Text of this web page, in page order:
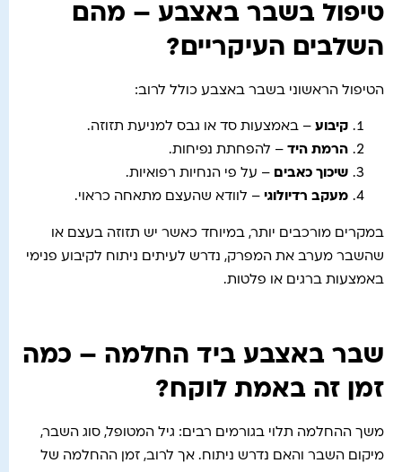
טיפול בשבר באצבע – מהם
השלבים העיקריים?
הטיפול הראשוני בשבר באצבע כולל לרוב:
קיבוע – באמצעות סד או גבס למניעת תזוזה.
הרמת היד – להפחתת נפיחות.
שיכוך כאבים – על פי הנחיות רפואיות.
מעקב רדיולוגי – לוודא שהעצם מתאחה כראוי.
במקרים מורכבים יותר, במיוחד כאשר יש תזוזה בעצם או
שהשבר מערב את המפרק, נדרש לעיתים ניתוח לקיבוע פנימי
באמצעות ברגים או פלטות.
שבר באצבע ביד החלמה – כמה
זמן זה באמת לוקח?
משך ההחלמה תלוי בגורמים רבים: גיל המטופל, סוג השבר,
מיקום השבר והאם נדרש ניתוח. אך לרוב, זמן ההחלמה של